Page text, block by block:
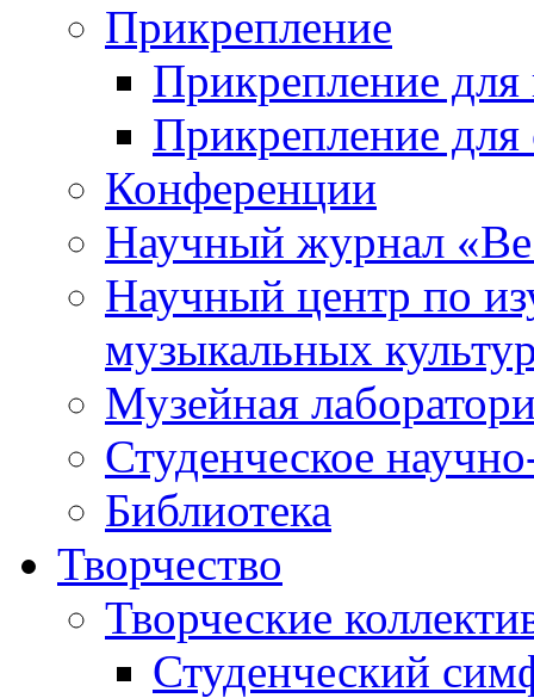
Прикрепление
Прикрепление для
Прикрепление для
Конференции
Научный журнал
Научный центр по
музыкальных
Музейная
Студенческое
Библиотека
Творчество
Творческие
Студенческий